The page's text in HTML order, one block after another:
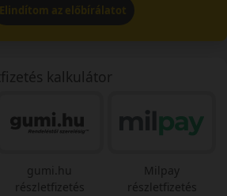
Elindítom az előbírálatot
kalkulátor
gumi.hu
részletfizetés
Milpay
részletfizetés